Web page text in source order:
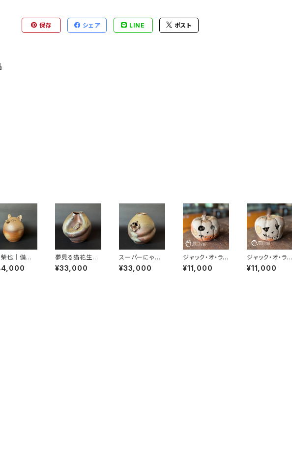
保存 シェア LINE ポスト
柴也｜備前
Kizuki Mi
｜末石窯
夢見る猫花生｜
備前焼｜Kizuki
Miyako｜末
¥33,000
スーパーにゃん
花生｜備前焼｜
Kizuki Miyak
¥33,000
ジャック・オ・ラン
タン｜備前焼｜
かぼちゃ｜ハロ
¥11,000
ジャック・オ・ラン
タン｜備前焼｜
かぼちゃ｜ハロ
¥11,000